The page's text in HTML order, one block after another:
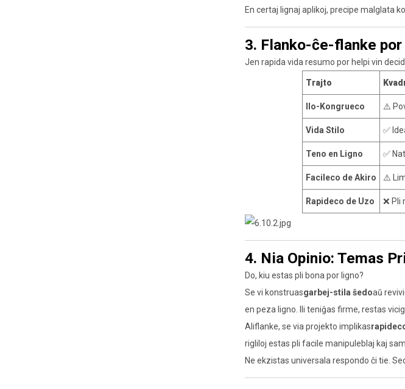
En certaj lignaj aplikoj, precipe malglata
3. Flanko-ĉe-flanke
Jen rapida vida resumo por helpi vin
Trajto
Ilo-Kongrueco ⚠️
Vida Stilo ✅
Teno en Ligno ✅
Facileco de Akiro ⚠️
Rapideco de Uzo ❌
4. Nia Opinio: Temas
Do, kiu estas pli bona por ligno?
Se vi konstruasgarbej-stila ŝedoaŭ
en peza ligno. Ili teniĝas firme, restas
Aliflanke, se via projekto implikas
rigliloj estas pli facile manipuleblaj kaj
Ne ekzistas universala respondo ĉi tie.